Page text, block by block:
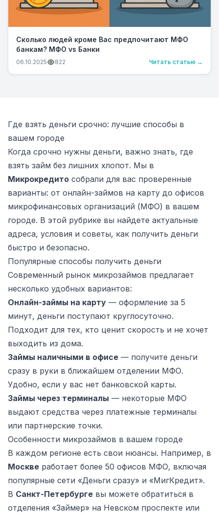
Сколько людей кроме Вас предпочитают МФО
банкам? МФО vs Банки
06.10.2025 822 Читать статью →
Где взять деньги срочно: лучшие способы в
вашем городе
Когда срочно нужны деньги, важно знать, где
взять займ без лишних хлопот. Мы в
Микрокредито собрали для вас проверенные
варианты: от онлайн-займов на карту до офисов
микрофинансовых организаций (МФО) в вашем
городе. В этой рубрике вы найдете актуальные
адреса, условия и советы, как получить деньги
быстро и безопасно.
Популярные способы получить деньги
Современный рынок микрозаймов предлагает
несколько удобных вариантов:
Онлайн-займы на карту — оформление за 5
минут, деньги поступают круглосуточно.
Подходит для тех, кто ценит скорость и не хочет
выходить из дома.
Займы наличными в офисе — получите деньги
сразу в руки в ближайшем отделении МФО.
Удобно, если у вас нет банковской карты.
Займы через терминалы — некоторые МФО
выдают средства через платежные терминалы
или партнерские точки.
Особенности микрозаймов в вашем городе
В каждом регионе есть свои нюансы. Например, в
Москве работает более 50 офисов МФО, включая
популярные сети «Деньги сразу» и «МигКредит».
В Санкт-Петербурге вы можете обратиться в
отделения «Займер» на Невском проспекте или